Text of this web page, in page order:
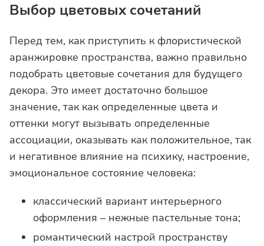
Выбор цветовых сочетаний
Перед тем, как приступить к флористической
аранжировке пространства, важно правильно
подобрать цветовые сочетания для будущего
декора. Это имеет достаточно большое
значение, так как определенные цвета и
оттенки могут вызывать определенные
ассоциации, оказывать как положительное, так
и негативное влияние на психику, настроение,
эмоциональное состояние человека:
классический вариант интерьерного
оформления – нежные пастельные тона;
романтический настрой пространству